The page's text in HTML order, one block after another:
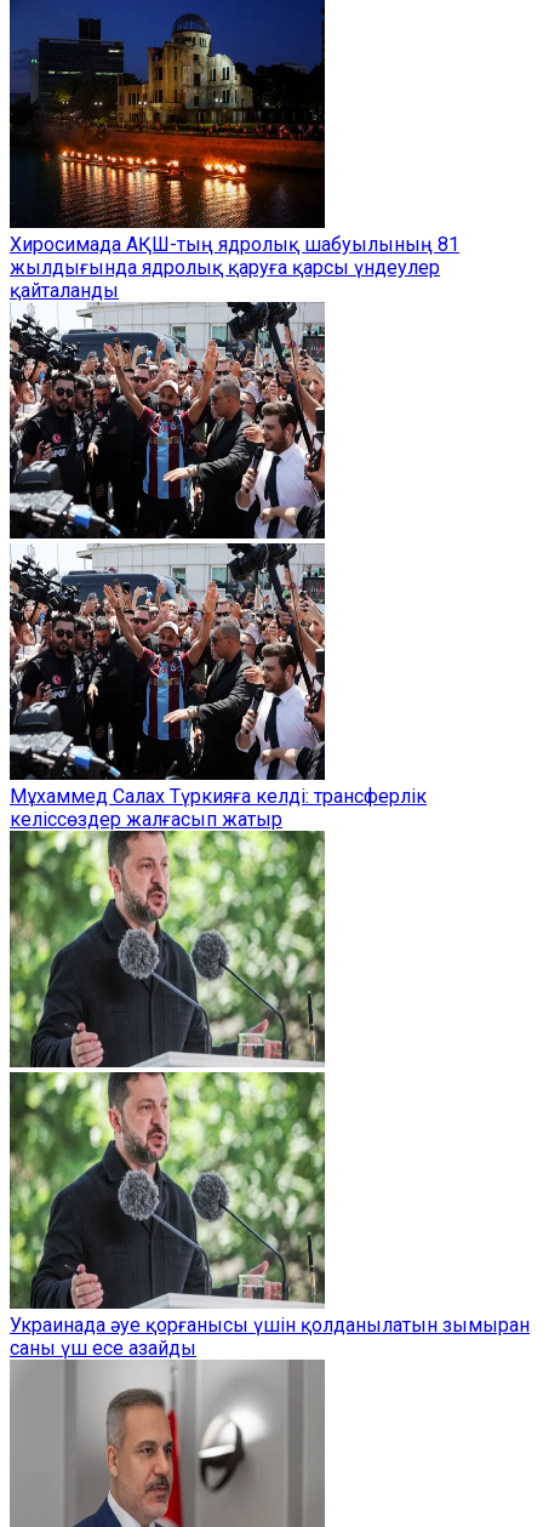
Хиросимада АҚШ-тың ядролық шабуылының 81
жылдығында ядролық қаруға қарсы үндеулер
қайталанды
Мұхаммед Салах Түркияға келді: трансферлік
келіссөздер жалғасып жатыр
Украинада әуе қорғанысы үшін қолданылатын зымыран
саны үш есе азайды